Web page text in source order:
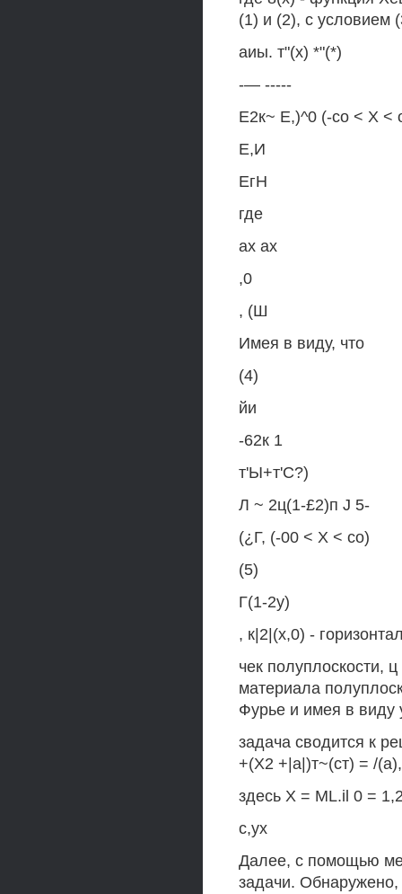
(1) и (2), с условием
аиы. т"(х) *"(*)
-— -----
Е2к~ Е,)^0 (-со < X <
Е,И
ЕгН
где
ах ах
,0
, (Ш
Имея в виду, что
(4)
йи
-62к 1
т'Ы+т'С?)
Л ~ 2ц(1-£2)п J 5-
(¿Г, (-00 < X < со)
(5)
Г(1-2у)
, к|2|(х,0) -
чек полуплоскости,
материала
Фурье и имея в виду
задача сводится к
+(Х2 +|а|)т~(ст) = /
здесь X = ML.il 0 =
с,ух
Далее, с помощью
задачи. Обнаружено,